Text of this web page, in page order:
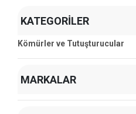
KATEGORILER
Kömürler ve Tutuşturucular
MARKALAR